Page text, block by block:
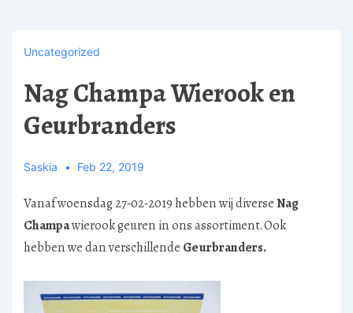
Uncategorized
Nag Champa Wierook en
Geurbranders
Saskia Feb 22, 2019
Vanaf woensdag 27-02-2019 hebben wij diverseNag
Champawierook geuren in ons assortiment. Ook
hebben we dan verschillende Geurbranders.